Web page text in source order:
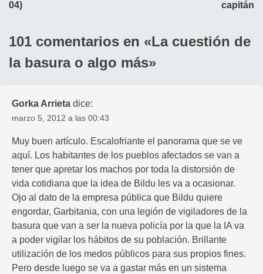
04)
capitán
101 comentarios en «La cuestión de
la basura o algo más»
Gorka Arrieta dice:
marzo 5, 2012 a las 00:43
Muy buen artículo. Escalofriante el panorama que se ve
aquí. Los habitantes de los pueblos afectados se van a
tener que apretar los machos por toda la distorsión de
vida cotidiana que la idea de Bildu les va a ocasionar.
Ojo al dato de la empresa pública que Bildu quiere
engordar, Garbitania, con una legión de vigiladores de la
basura que van a ser la nueva policía por la que la IA va
a poder vigilar los hábitos de su población. Brillante
utilización de los medos públicos para sus propios fines.
Pero desde luego se va a gastar más en un sistema